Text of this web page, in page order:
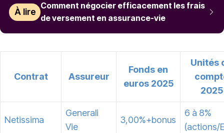
À lire
Comment négocier efficacement les frais
de versement en assurance-vie
Contrat Assureur
Fonds en
euros 2025
Unités
2025
Netissima
Generali
Vie
3,00%+bonus
6 à 8%
(actions/